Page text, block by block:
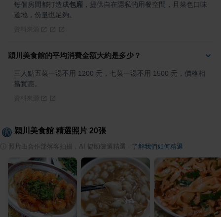
每個房間都打造成包廂 ，提供自在隱私的用餐空間，且菜色口味
道地，份量也足夠。
穎川美食館的平均消費金額大約是多少？
三人點五菜一湯不用 1200 元，七菜一湯不用 1500 元，價格相
當實惠。
穎川美食館 精選照片 20張
照片由合作部落客拍攝，AI 協助篩選精選 了解我們如何精選